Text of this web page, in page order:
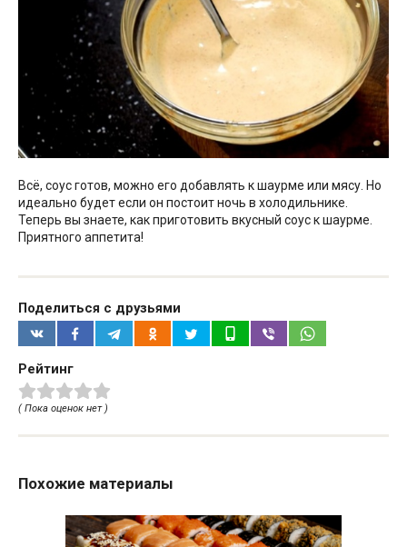
Всё, соус готов, можно его добавлять к шаурме или мясу. Но
идеально будет если он постоит ночь в холодильнике.
Теперь вы знаете, как приготовить вкусный соус к шаурме.
Приятного аппетита!
Поделиться с друзьями
Рейтинг
( Пока оценок нет )
Похожие материалы